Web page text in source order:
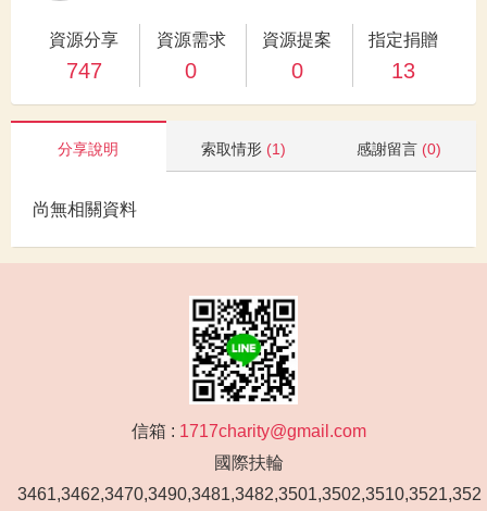
資源分享
747
資源需求
0
資源提案
0
指定捐贈
13
分享說明 索取情形 (1) 感謝留言 (0)
尚無相關資料
信箱 : 1717charity@gmail.com
國際扶輪
3461,3462,3470,3490,3481,3482,3501,3502,3510,3521,352